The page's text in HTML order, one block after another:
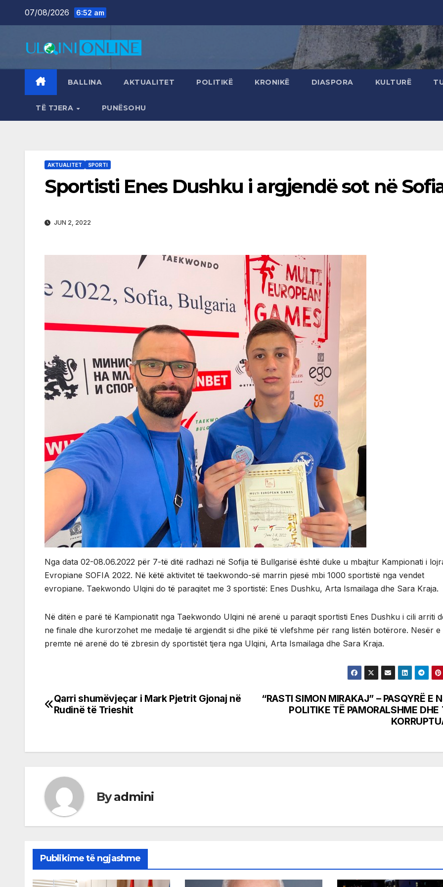
07/08/2026 6:52 am
BALLINA AKTUALITET POLITIKË KRONIKË DIASPORA KULTURË
TË TJERA PUNËSOHU
AKTUALITET SPORTI
Sportisti Enes Dushku i argjendë sot në
JUN 2, 2022
Nga data 02-08.06.2022 për 7-të ditë radhazi në Sofija të Bullgarisë është duke u mbajtur Kampionati i
Evropiane SOFIA 2022. Në këtë aktivitet të taekwondo-së marrin pjesë mbi 1000 sportistë nga vendet
evropiane. Taekwondo Ulqini do të paraqitet me 3 sportistë: Enes Dushku, Arta Ismailaga dhe Sara Kraja.
Në ditën e parë të Kampionatit nga Taekwondo Ulqini në arenë u paraqit sportisti Enes Dushku i cili arriti
ne finale dhe kurorzohet me medalje të argjendit si dhe pikë të vlefshme për rang listën botërore. Nesër e
premte në arenë do të zbresin dy sportistët tjera nga Ulqini, Arta Ismailaga dhe Sara Kraja.
Post
“RASTI SIMON MIRAKAJ” – PASQYRË E
POLITIKE TË PAMORALSHME DHE
Qarri shumëvjeçar i Mark Pjetrit Gjonaj në
Rudinë të Trieshit
Byadmini
Publikime të ngjashme